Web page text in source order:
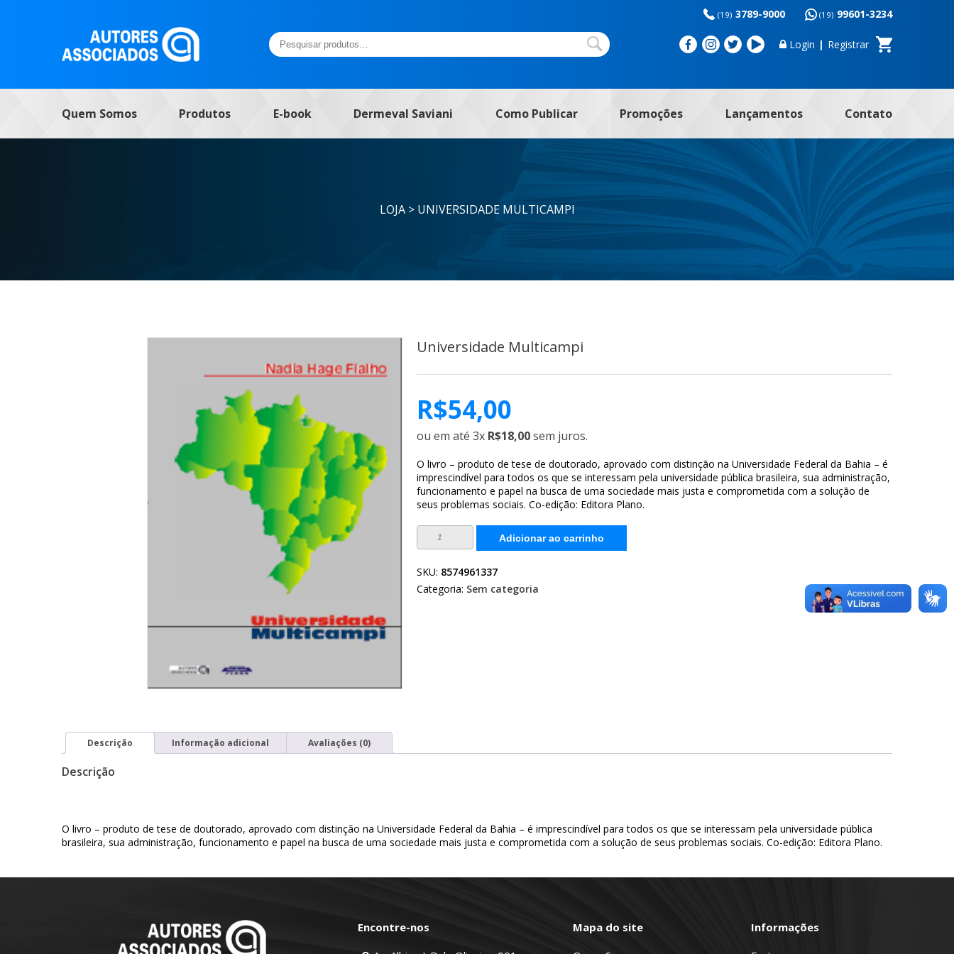
(19) 3789-9000 (19) 99601-3234
Pesquisar
por:
Login | Registrar
Quem Somos Produtos E-book Dermeval Saviani Como Publicar Promoções Lançamentos Contato
LOJA > UNIVERSIDADE MULTICAMPI
Universidade Multicampi
R$54,00
ou em até 3x R$18,00sem juros.
O livro – produto de tese de doutorado, aprovado com distinção na Universidade Federal da Bahia – é
imprescindível para todos os que se interessam pela universidade pública brasileira, sua administração,
funcionamento e papel na busca de uma sociedade mais justa e comprometida com a solução de
seus problemas sociais. Co-edição: Editora Plano.
Universidade
Multicampi
quantidade
Adicionar ao carrinho
SKU: 8574961337
Categoria: Sem categoria
Descrição Informação adicional Avaliações (0)
Descrição
O livro – produto de tese de doutorado, aprovado com distinção na Universidade Federal da Bahia – é imprescindível para todos os que se interessam pela universidade pública
brasileira, sua administração, funcionamento e papel na busca de uma sociedade mais justa e comprometida com a solução de seus problemas sociais. Co-edição: Editora Plano.
Encontre-nos
Mapa do site
Informações